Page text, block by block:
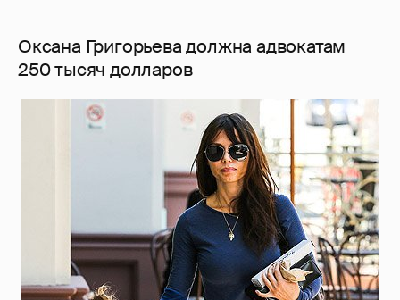
Оксана Григорьева должна адвокатам
250 тысяч долларов